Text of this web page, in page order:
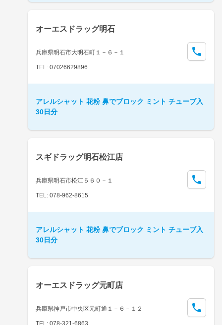
オーエスドラッグ明石
兵庫県明石市大明石町１－６－１
TEL: 07026629896
アレルシャット 花粉 鼻でブロック ミント チューブ入
30日分
スギドラッグ明石松江店
兵庫県明石市松江５６０－１
TEL: 078-962-8615
アレルシャット 花粉 鼻でブロック ミント チューブ入
30日分
オーエスドラッグ元町店
兵庫県神戸市中央区元町通１－６－１２
TEL: 078-321-6863